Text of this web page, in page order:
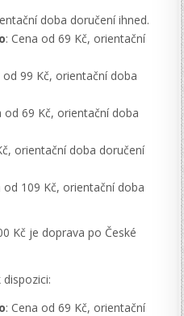
doba doručení ihned.
: Cena od 69 Kč, orientační
od 99 Kč, orientační doba
od 69 Kč, orientační doba
orientační doba doručení
od 109 Kč, orientační doba
Kč je doprava po České
: Cena od 69 Kč, orientační